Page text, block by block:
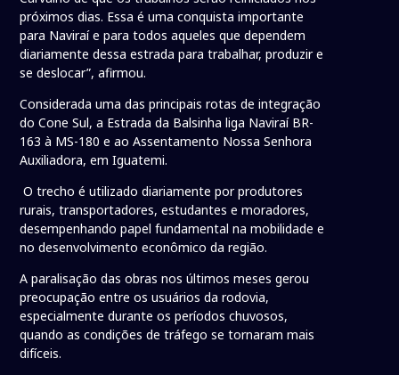
próximos dias. Essa é uma conquista importante
para Naviraí e para todos aqueles que dependem
diariamente dessa estrada para trabalhar, produzir e
se deslocar”, afirmou.
Considerada uma das principais rotas de integração
do Cone Sul, a Estrada da Balsinha liga Naviraí BR-
163 à MS-180 e ao Assentamento Nossa Senhora
Auxiliadora, em Iguatemi.
O trecho é utilizado diariamente por produtores
rurais, transportadores, estudantes e moradores,
desempenhando papel fundamental na mobilidade e
no desenvolvimento econômico da região.
A paralisação das obras nos últimos meses gerou
preocupação entre os usuários da rodovia,
especialmente durante os períodos chuvosos,
quando as condições de tráfego se tornaram mais
difíceis.